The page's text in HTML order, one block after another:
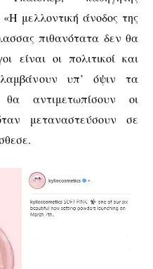
μελλοντική άνοδος της
πιθανότατα δεν θα
είναι οι πολιτικοί και
υπ’ όψιν τα
αντιμετωπίσουν οι
μεταναστεύσουν σε